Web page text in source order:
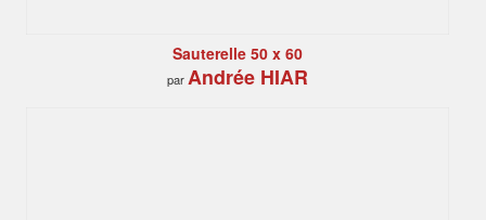
Sauterelle 50 x 60
parAndrée HIAR